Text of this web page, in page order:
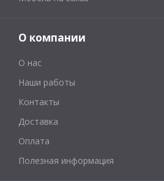
О компании
О нас
Наши работы
Контакты
Доставка
Оплата
Полезная информация